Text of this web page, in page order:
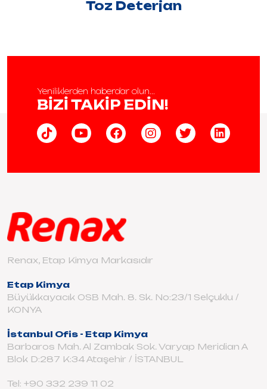
Toz Deterjan
Yeniliklerden haberdar olun...
BİZİ TAKİP EDİN!
Renax, Etap Kimya Markasıdır
Etap Kimya
Büyükkayacık OSB Mah. 8. Sk. No:23/1 Selçuklu /
KONYA
İstanbul Ofis - Etap Kimya
Barbaros Mah. Al Zambak Sok. Varyap Meridian A
Blok D:287 K:34 Ataşehir / İSTANBUL
Tel: +90 332 239 11 02